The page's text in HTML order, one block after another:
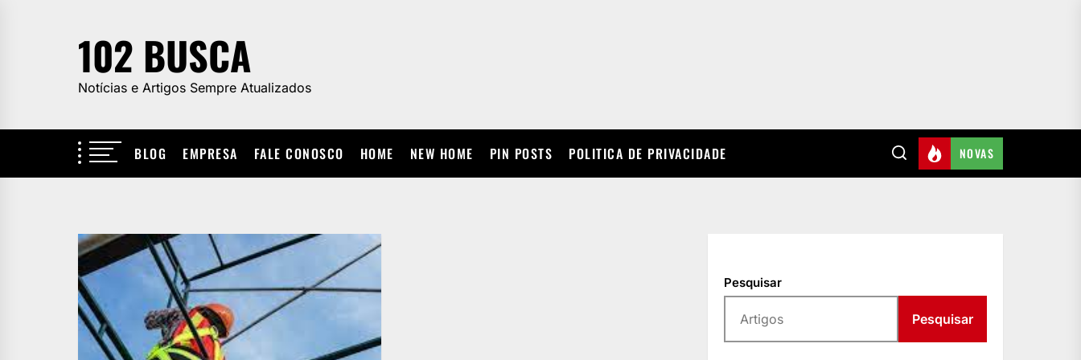
102 BUSCA
Notícias e Artigos Sempre Atualizados
BLOG EMPRESA FALE CONOSCO HOME NEW HOME PIN POSTS POLITICA DE PRIVACIDADE NOVAS
Pesquisar
Pesquisar